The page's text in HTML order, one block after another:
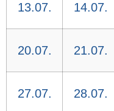
13.07. 14.07.
20.07. 21.07.
27.07. 28.07.